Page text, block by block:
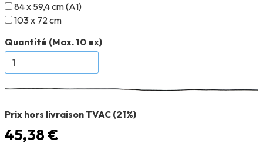
84 x 59,4 cm (A1)
103 x 72 cm
Quantité (Max. 10 ex)
Prix hors livraison TVAC (21%)
45,38 €